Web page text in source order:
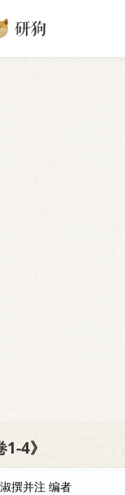
4》
淑撰并注 编者